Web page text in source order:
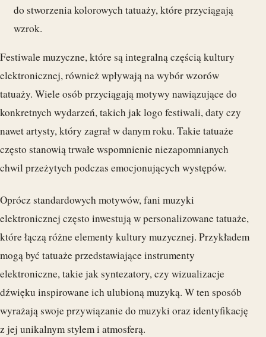
do stworzenia kolorowych tatuaży, które przyciągają
wzrok.
Festiwale muzyczne, które są integralną częścią kultury
elektronicznej, również wpływają na wybór wzorów
tatuaży. Wiele osób przyciągają motywy nawiązujące do
konkretnych wydarzeń, takich jak logo festiwali, daty czy
nawet artysty, który zagrał w danym roku. Takie tatuaże
często stanowią trwałe wspomnienie niezapomnianych
chwil przeżytych podczas emocjonujących występów.
Oprócz standardowych motywów, fani muzyki
elektronicznej często inwestują w personalizowane tatuaże,
które łączą różne elementy kultury muzycznej. Przykładem
mogą być tatuaże przedstawiające instrumenty
elektroniczne, takie jak syntezatory, czy wizualizacje
dźwięku inspirowane ich ulubioną muzyką. W ten sposób
wyrażają swoje przywiązanie do muzyki oraz identyfikację
z jej unikalnym stylem i atmosferą.